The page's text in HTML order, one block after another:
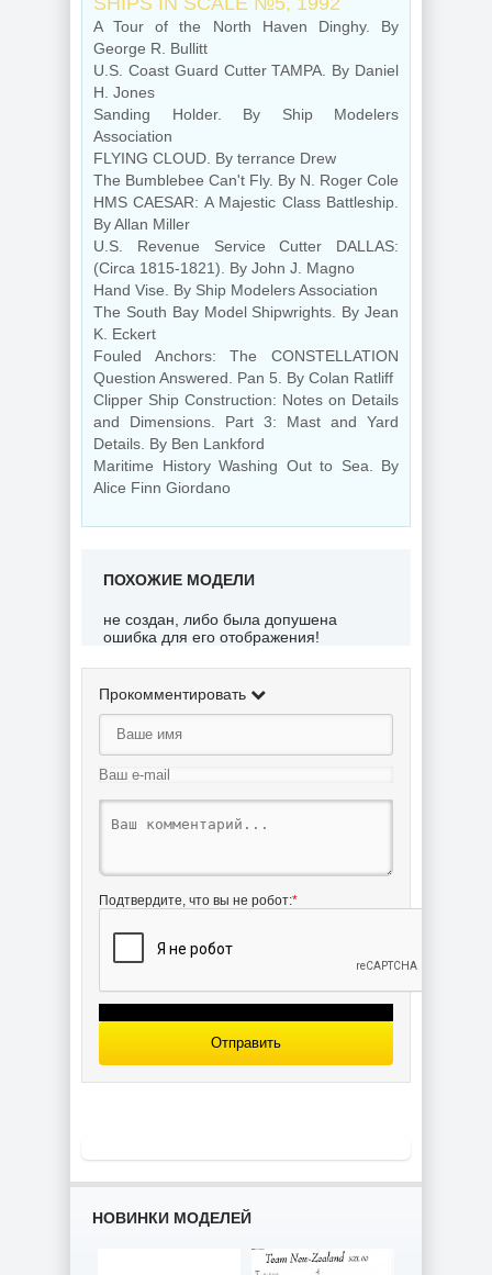
A Tour of the North Haven Dinghy. By
George R. Bullitt
U.S. Coast Guard Cutter TAMPA. By Daniel
H. Jones
Sanding Holder. By Ship Modelers
Association
FLYING CLOUD. By terrance Drew
The Bumblebee Can't Fly. By N. Roger Cole
HMS CAESAR: A Majestic Class Battleship.
By Allan Miller
U.S. Revenue Service Cutter DALLAS:
(Circa 1815-1821). By John J. Magno
Hand Vise. By Ship Modelers Association
The South Bay Model Shipwrights. By Jean
K. Eckert
Fouled Anchors: The CONSTELLATION
Question Answered. Pan 5. By Colan Ratliff
Clipper Ship Construction: Notes on Details
and Dimensions. Part 3: Mast and Yard
Details. By Ben Lankford
Maritime History Washing Out to Sea. By
Alice Finn Giordano
ПОХОЖИЕ МОДЕЛИ
не создан, либо была допушена
ошибка для его отображения!
Прокомментировать
Подтвердите, что вы не робот:*
Отправить
НОВИНКИ МОДЕЛЕЙ